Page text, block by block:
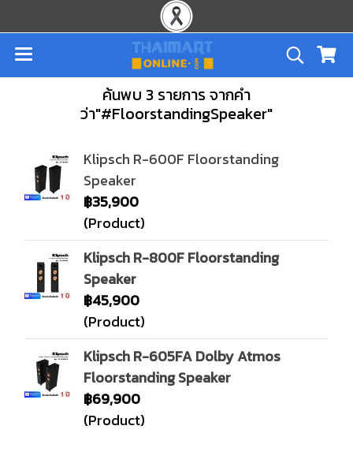
ค้นพบ 3 รายการ จากคำ
ว่า"#FloorstandingSpeaker"
Klipsch R-600F Floorstanding
Speaker
฿35,900
(Product)
Klipsch R-800F Floorstanding
Speaker
฿45,900
(Product)
Klipsch R-605FA Dolby Atmos
Floorstanding Speaker
฿69,900
(Product)